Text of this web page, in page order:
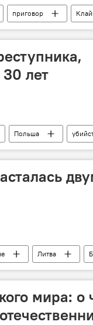
приговор
деньги
лет
Польша
РФ преступник
Литва
мира: о